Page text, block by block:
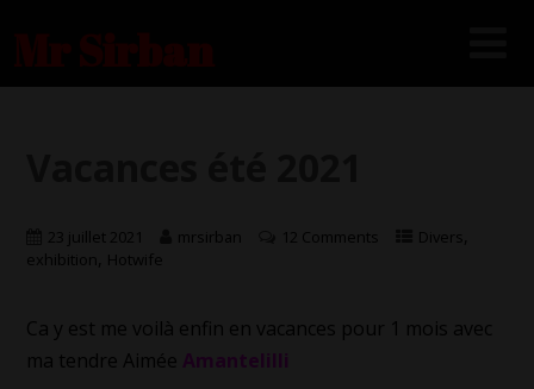
23 juillet 2021 mrsirban 12 Comments Divers
exhibition Hotwife
Ca y est me voilà enfin en vacances pour 1 mois avec
ma tendre Aimée Amantelilli